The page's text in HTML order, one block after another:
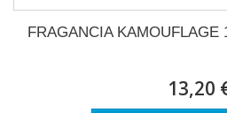
FRAGANCIA KAMOUFLAGE
13,20